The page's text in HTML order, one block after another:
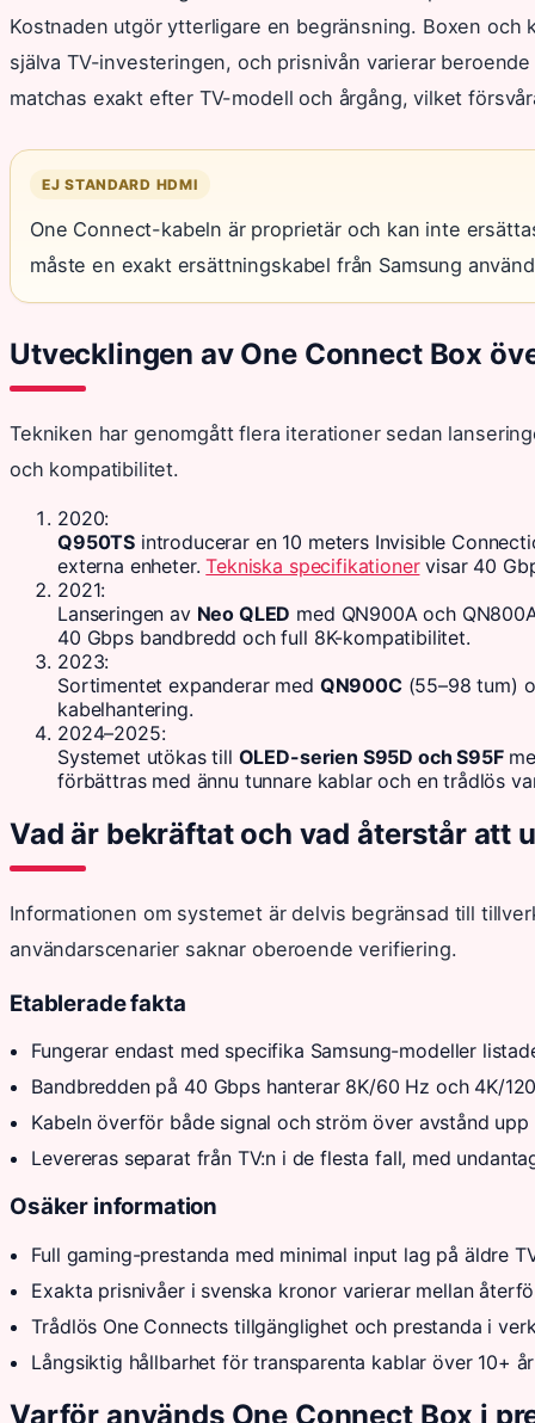
Kostnaden utgör ytterligare en begränsning. Boxen och
själva TV-investeringen, och prisnivån varierar
matchas exakt efter TV-modell och årgång, vilket
EJ STANDARD HDMI
One Connect-kabeln är proprietär och kan inte
måste en exakt ersättningskabel från Samsung
Utvecklingen av One Connect Box
Tekniken har genomgått flera iterationer sedan
och kompatibilitet.
2020:
Q950TS introducerar en 10 meters Invisible
externa enheter.Tekniska specifikationervisar 40
2021:
Lanseringen av Neo QLED med QN900A och
40 Gbps bandbredd och full 8K-kompatibilitet.
2023:
Sortimentet expanderar med QN900C(55–98 tum)
kabelhantering.
2024–2025:
Systemet utökas till OLED-serien S95D och S95F
förbättras med ännu tunnare kablar och en trådlös
Vad är bekräftat och vad återstår att
Informationen om systemet är delvis begränsad till
användarscenarier saknar oberoende verifiering.
Etablerade fakta
Fungerar endast med specifika Samsung-modeller
Bandbredden på 40 Gbps hanterar 8K/60 Hz och 4K/
Kabeln överför både signal och ström över avstånd upp
Levereras separat från TV:n i de flesta fall, med
Osäker information
Full gaming-prestanda med minimal input lag på äldre
Exakta prisnivåer i svenska kronor varierar mellan
Trådlös One Connects tillgänglighet och prestanda i
Långsiktig hållbarhet för transparenta kablar över 10+
Varför används One Connect Box i